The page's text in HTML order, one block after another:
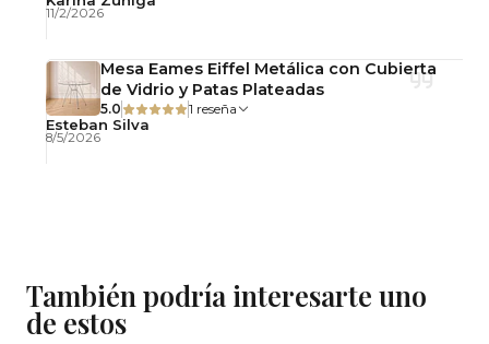
Importante: Este producto se entrega
armado simple.
Observaciones
Uso interior.
11/2/2026
Mesa Eames Eiffel Metálica con Cubierta
de Vidrio y Patas Plateadas
5.0 1 reseña
Esteban Silva
8/5/2026
También podría interesarte uno
de estos